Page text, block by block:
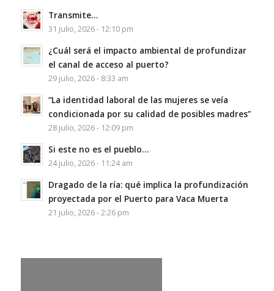
Transmite…
31 julio, 2026 - 12:10 pm
¿Cuál será el impacto ambiental de profundizar
el canal de acceso al puerto?
29 julio, 2026 - 8:33 am
“La identidad laboral de las mujeres se veía
condicionada por su calidad de posibles madres”
28 julio, 2026 - 12:09 pm
Si este no es el pueblo…
24 julio, 2026 - 11:24 am
Dragado de la ría: qué implica la profundización
proyectada por el Puerto para Vaca Muerta
21 julio, 2026 - 2:26 pm